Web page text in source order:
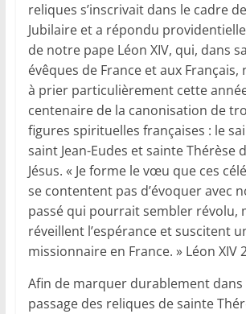
reliques s’inscrivait dans le cadre
Jubilaire et a répondu
de notre pape Léon XIV, qui, dans
évêques de France et aux
à prier particulièrement cette
centenaire de la canonisation de
figures spirituelles françaises : le
saint Jean-Eudes et sainte Thérèse
Jésus. « Je forme le vœu que ces
se contentent pas d’évoquer avec
passé qui pourrait sembler révolu,
réveillent l’espérance et suscitent
missionnaire en France. » Léon XIV
Afin de marquer durablement
passage des reliques de sainte